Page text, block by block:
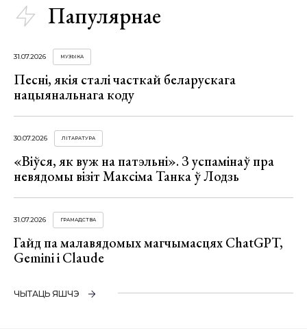
Папулярнае
31.07.2026 МУЗЫКА
Песні, якія сталі часткай беларускага
нацыянальнага коду
30.07.2026 ЛІТАРАТУРА
«Віўся, як вуж на патэльні». З успамінаў пра
невядомы візіт Максіма Танка ў Лодзь
31.07.2026 ГРАМАДСТВА
Гайд па малавядомых магчымасцях ChatGPT,
Gemini і Claude
ЧЫТАЦЬ ЯШЧЭ